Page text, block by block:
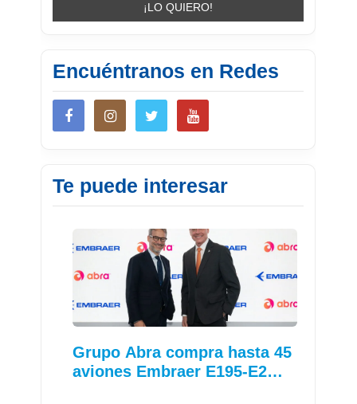
Encuéntranos en Redes
Te puede interesar
Grupo Abra compra hasta 45
aviones Embraer E195-E2…